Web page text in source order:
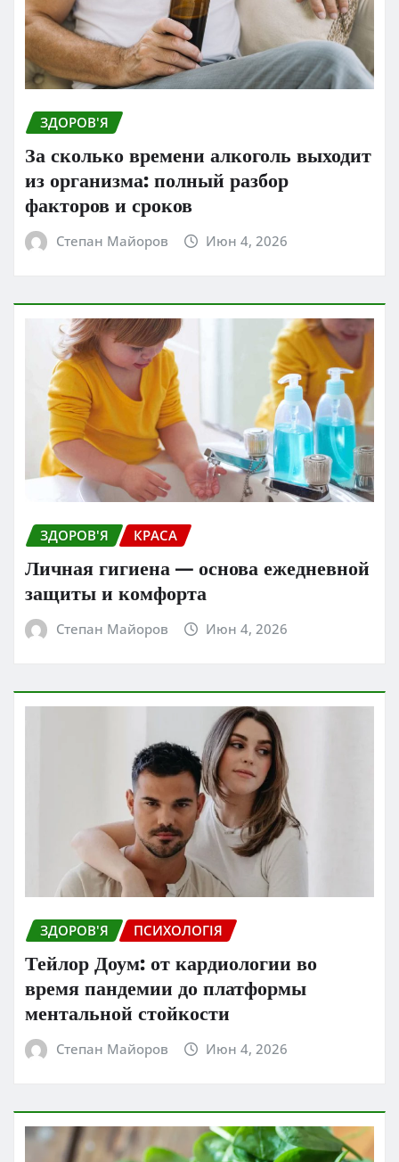
ЗДОРОВ'Я
За сколько времени алкоголь выходит
из организма: полный разбор
факторов и сроков
Степан Майоров Июн 4, 2026
ЗДОРОВ'Я КРАСА
Личная гигиена — основа ежедневной
защиты и комфорта
Степан Майоров Июн 4, 2026
ЗДОРОВ'Я ПСИХОЛОГІЯ
Тейлор Доум: от кардиологии во
время пандемии до платформы
ментальной стойкости
Степан Майоров Июн 4, 2026